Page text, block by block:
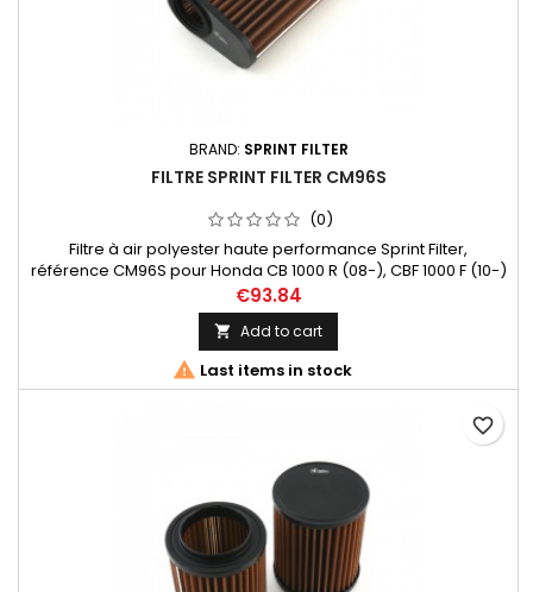
BRAND: SPRINT FILTER
FILTRE SPRINT FILTER CM96S
(0)
Filtre à air polyester haute performance Sprint Filter,
référence CM96S pour Honda CB 1000 R (08-), CBF 1000 F (10-)
€93.84
 Add to cart
 Last items in stock
favorite_border